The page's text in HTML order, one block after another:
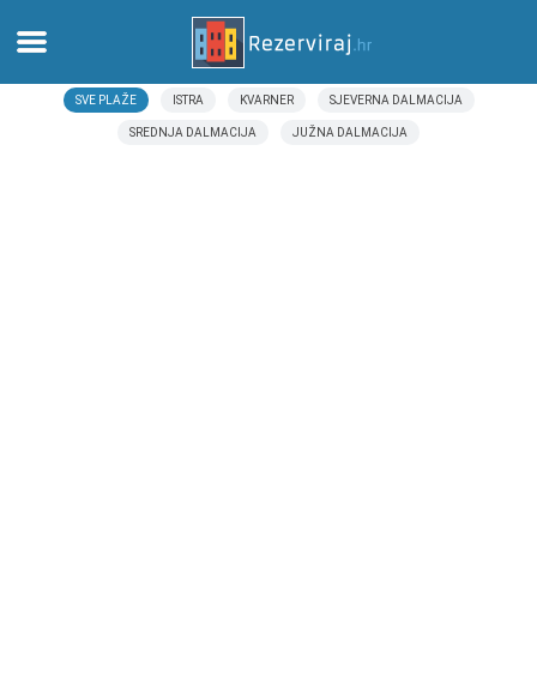
DomůSVE PLAŽE ISTRA KVARNER SJEVERNA DALMACIJA
SREDNJA DALMACIJA JUŽNA DALMACIJA